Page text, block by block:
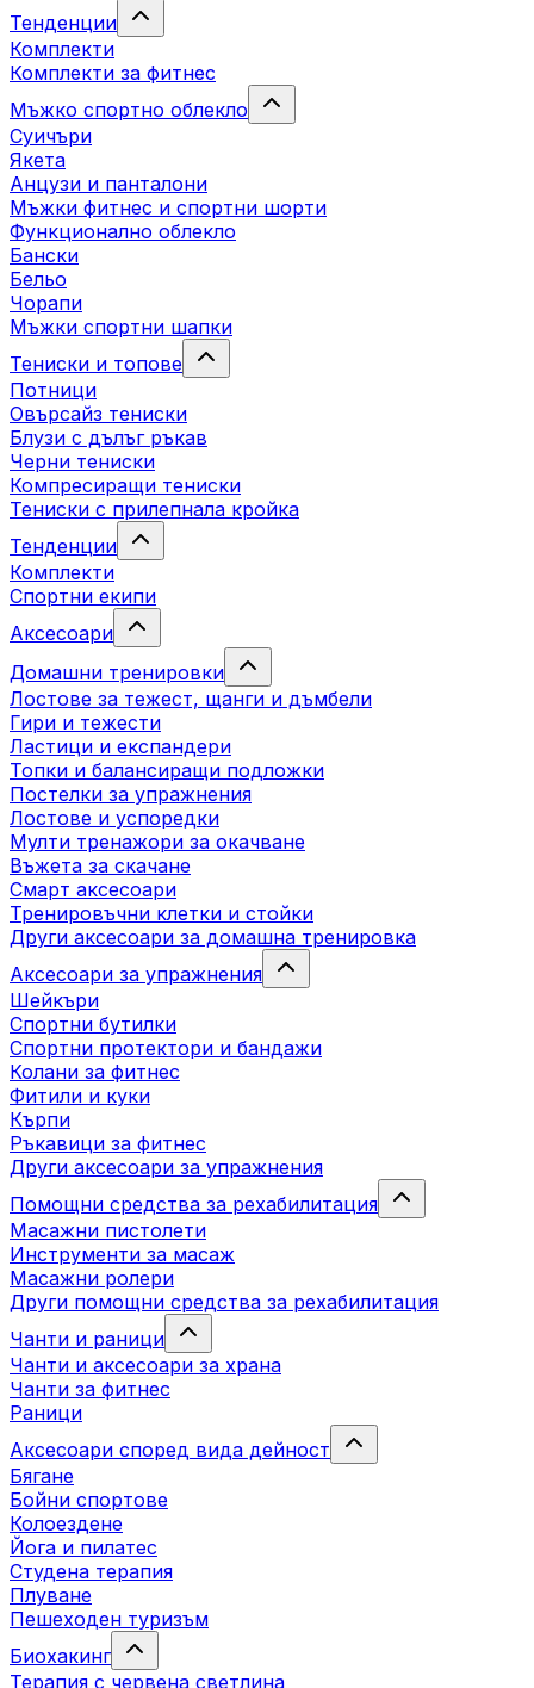
Тенденции
Комплекти
Комплекти за фитнес
Мъжко спортно облекло
Суичъри
Якета
Aнцузи и панталони
Mъжки фитнес и спортни шорти
Функционално облекло
Бански
Бельо
Чорапи
Mъжки спортни шапки
Тениски и топове
Потници
Овърсайз тениски
Блузи с дълъг ръкав
Черни тениски
Компресиращи тениски
Тениски с прилепнала кройка
Тенденции
Комплекти
Спортни екипи
Аксесоари
Домашни тренировки
Лостове за тежест, щанги и дъмбели
Гири и тежести
Ластици и експандери
Топки и балансиращи подложки
Постелки за упражнения
Лостове и успоредки
Мулти тренажори за окачване
Въжета за скачане
Смарт аксесоари
Тренировъчни клетки и стойки
Други аксесоари за домашна тренировка
Аксесоари за упражнения
Шейкъри
Спортни бутилки
Спортни протектори и бандажи
Колани за фитнес
Фитили и куки
Кърпи
Ръкавици за фитнес
Други аксесоари за упражнения
Помощни средства за рехабилитация
Масажни пистолети
Инструменти за масаж
Масажни ролери
Други помощни средства за рехабилитация
Чанти и раници
Чанти и аксесоари за храна
Чанти за фитнес
Раници
Аксесоари според вида дейност
Бягане
Бойни спортове
Колоездене
Йога и пилатес
Студена терапия
Плуване
Пешеходен туризъм
Биохакинг
Терапия с червена светлина